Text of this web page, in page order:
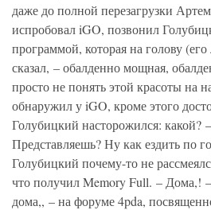
даже до полной перезагрузки
испробовал iGO, позвонил
программой, которая на голову
сказал, – обалденно мощная,
просто не понять этой красоты на
обнаружил у iGO, кроме этого
Голубицкий насторожился: какой?
Представляешь? Ну как ездить по
Голубицкий почему-то не
что получил Memory Full. – Дома,!
дома,, – на форуме 4pda,